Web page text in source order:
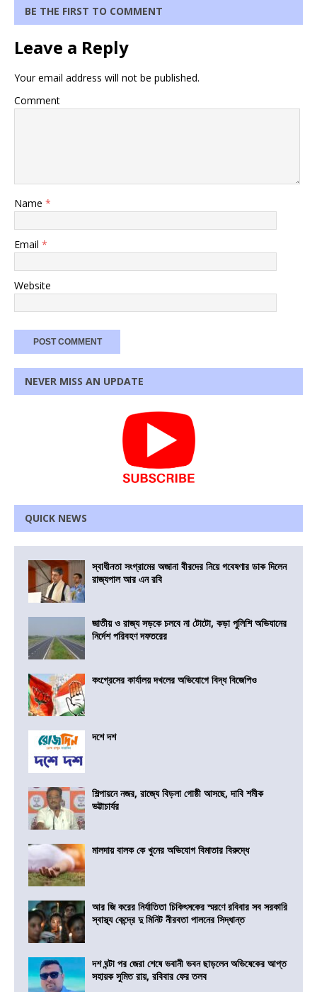
BE THE FIRST TO COMMENT
Leave a Reply
Your email address will not be published.
Comment
Name *
Email *
Website
NEVER MISS AN UPDATE
QUICK NEWS
স্বাধীনতা সংগ্রামের অজানা বীরদের নিয়ে গবেষণার ডাক দিলেন
রাজ্যপাল আর এন রবি
জাতীয় ও রাজ্য সড়কে চলবে না টোটো, কড়া পুলিশি অভিযানের
নির্দেশ পরিবহণ দফতরের
কংগ্রেসের কার্যালয় দখলের অভিযোগে বিদ্ধ বিজেপিও
দশে দশ
শিল্পায়নে নজর, রাজ্যে বিড়লা গোষ্ঠী আসছে, দাবি শমীক
ভট্টাচার্যর
মালদায় বালক কে খুনের অভিযোগ বিমাতার বিরুদ্ধে
আর জি করের নির্যাতিতা চিকিৎসকের স্মরণে রবিবার সব সরকারি
স্বাস্থ্য কেন্দ্রে দু মিনিট নীরবতা পালনের সিদ্ধান্ত
দশ ঘন্টা পর জেরা শেষে ভবানী ভবন ছাড়লেন অভিষেকের আপ্ত
সহায়ক সুমিত রায়, রবিবার ফের তলব